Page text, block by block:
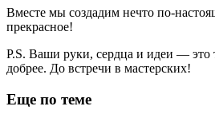
Вместе мы создадим нечто по-
прекрасное!
P.S. Ваши руки, сердца и идеи — это
добрее. До встречи в мастерских!
Еще по теме